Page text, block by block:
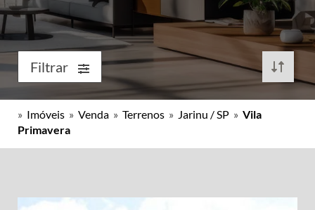
Filtrar
» Imóveis » Venda » Terrenos » Jarinu / SP » Vila
Primavera